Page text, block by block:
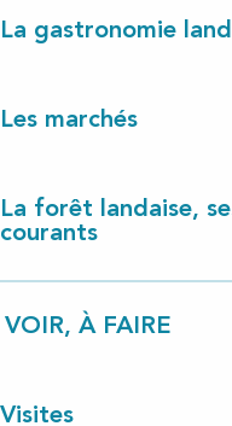
La gastronomie
Les marchés
La forêt landaise,
courants
À FAIRE
Visites